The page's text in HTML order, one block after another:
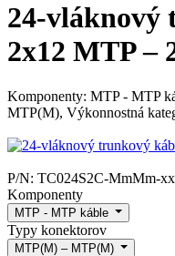
24-vláknový
2x12 MTP –
Komponenty: MTP - MTP
MTP(M), Výkonnostná
P/N: TC024S2C-MmMm-
Komponenty
MTP - MTP káble
Typy konektorov
MTP(M) – MTP(M)